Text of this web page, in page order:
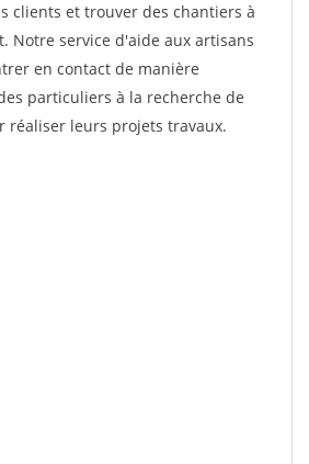
clients et trouver des chantiers à
Notre service d'aide aux artisans
en contact de manière
particuliers à la recherche de
réaliser leurs projets travaux.